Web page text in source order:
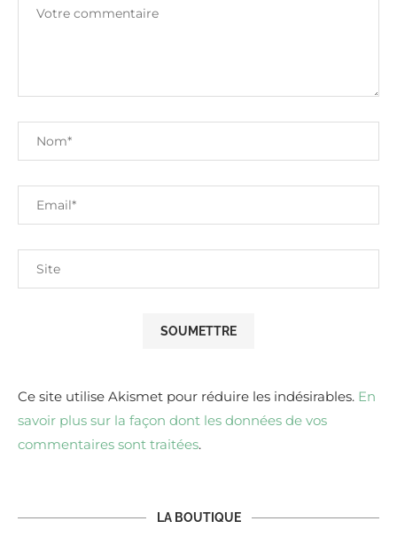
Ce site utilise Akismet pour réduire les indésirables. En
savoir plus sur la façon dont les données de vos
commentaires sont traitées.
LA BOUTIQUE